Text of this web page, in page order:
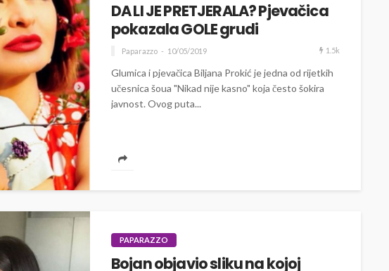
DA LI JE PRETJERALA? Pjevačica
pokazala GOLE grudi
Paparazzo 10/05/2019 1.5k
Glumica i pjevačica Biljana Prokić je jedna od rijetkih
učesnica šoua "Nikad nije kasno" koja često šokira
javnost. Ovog puta...
PAPARAZZO
Bojan objavio sliku na kojoj